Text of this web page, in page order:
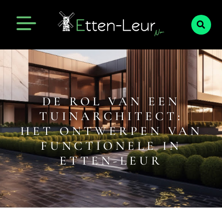
DE ROL VAN EEN
TUINARCHITECT:
HET ONTWERPEN VAN
FUNCTIONELE IN
ETTEN-LEUR